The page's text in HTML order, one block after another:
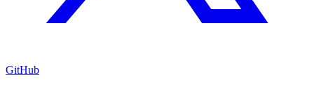
GitHub